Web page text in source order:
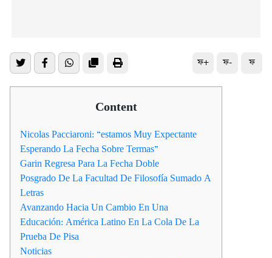
ফ+ ফ- ফ
Content
Nicolas Pacciaroni: “estamos Muy Expectante
Esperando La Fecha Sobre Termas”
Garin Regresa Para La Fecha Doble
Posgrado De La Facultad De Filosofía Sumado A
Letras
Avanzando Hacia Un Cambio En Una
Educación: América Latino En La Cola De La
Prueba De Pisa
Noticias